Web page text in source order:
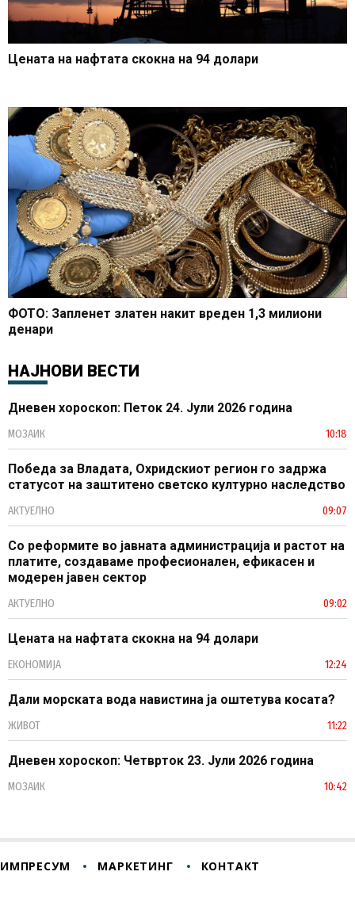
Цената на нафтата скокна на 94 долари
ФОТО: Запленет златен накит вреден 1,3 милиони
денари
НАЈНОВИ ВЕСТИ
Дневен хороскоп: Петок 24. Јули 2026 година
МОЗАИК 10:18
Победа за Владата, Охридскиот регион го задржа
статусот на заштитено светско културно наследство
АКТУЕЛНО 09:07
Со реформите во јавната администрација и растот на
платите, создаваме професионален, ефикасен и
модерен јавен сектор
АКТУЕЛНО 09:02
Цената на нафтата скокна на 94 долари
ЕКОНОМИЈА 12:24
Дали морската вода навистина ја оштетува косата?
ЖИВОТ 11:22
Дневен хороскоп: Четврток 23. Јули 2026 година
МОЗАИК 10:42
ИМПРЕСУМ МАРКЕТИНГ КОНТАКТ